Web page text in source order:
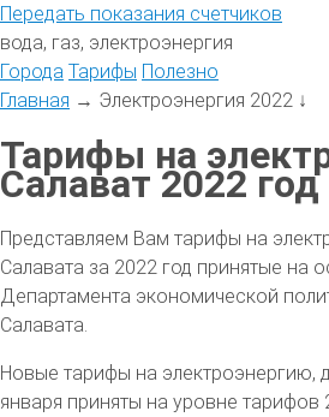
Передать показания счетчиков
вода, газ, электроэнергия
Города Тарифы Полезно
Главная → Электроэнергия 2022 ↓
Тарифы на
Салават 2022 год
Представляем Вам тарифы на
Салавата за 2022 год принятые на
Департамента экономической
Салавата.
Новые тарифы на электроэнергию,
января приняты на уровне тарифов